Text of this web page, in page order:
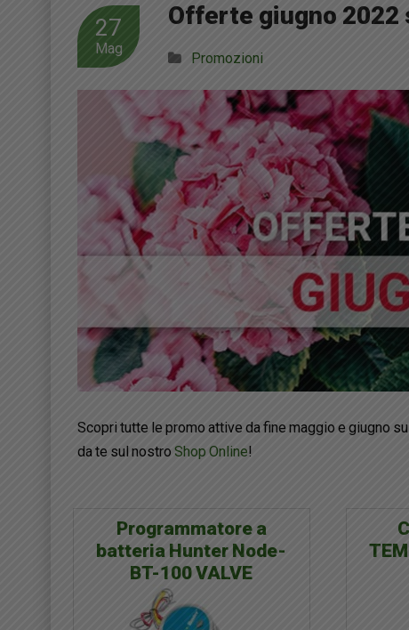
27
Mag
Offerte giugno 2022
Promozioni
Scopri tutte le promo attive da fine maggio e giugno
da te sul nostro Shop Online!
Programmatore a
batteria Hunter Node-
BT-100 VALVE